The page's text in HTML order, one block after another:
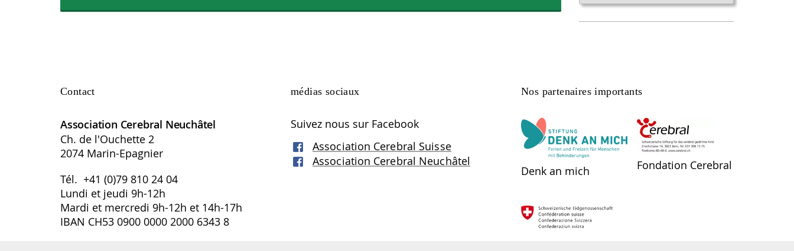
Contact
Association Cerebral Neuchâtel
Ch. de l'Ouchette 2
2074 Marin-Epagnier
Tél. +41 (0)79 810 24 04
Lundi et jeudi 9h-12h
Mardi et mercredi 9h-12h et 14h-17h
IBAN CH53 0900 0000 2000 6343 8
médias sociaux
Suivez nous sur Facebook
Association Cerebral Suisse
Association Cerebral Neuchâtel
Nos partenaires importants
Denk an mich Fondation Cerebral